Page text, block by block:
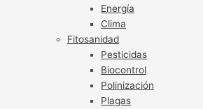
Energía
Clima
Fitosanidad
Pesticidas
Biocontrol
Polinización
Plagas